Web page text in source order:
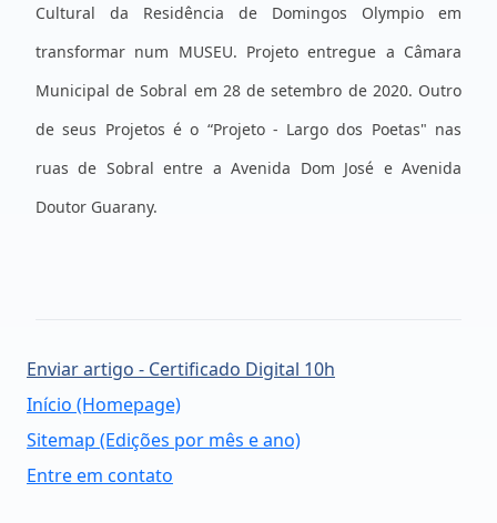
Cultural da Residência de Domingos Olympio em
transformar num MUSEU. Projeto entregue a Câmara
Municipal de Sobral em 28 de setembro de 2020. Outro
de seus Projetos é o “Projeto - Largo dos Poetas" nas
ruas de Sobral entre a Avenida Dom José e Avenida
Doutor Guarany.
Enviar artigo - Certificado Digital 10h
Início (Homepage)
Sitemap (Edições por mês e ano)
Entre em contato